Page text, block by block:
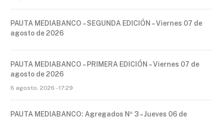
PAUTA MEDIABANCO – SEGUNDA EDICIÓN – Viernes 07 de
agosto de 2026
PAUTA MEDIABANCO – PRIMERA EDICIÓN – Viernes 07 de
agosto de 2026
6 agosto, 2026 - 17:29
PAUTA MEDIABANCO: Agregados Nº 3 – Jueves 06 de